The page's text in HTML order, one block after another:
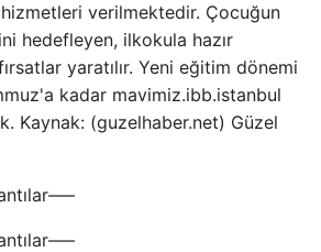
verilmektedir. Çocuğun
hedefleyen, ilkokula hazır
yaratılır. Yeni eğitim dönemi
kadar mavimiz.ibb.istanbul
Kaynak: (guzelhaber.net) Güzel